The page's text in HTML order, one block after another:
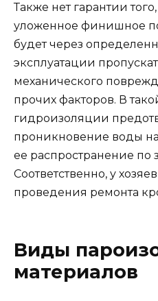
Также нет гарантии
уложенное финишное
будет через
эксплуатации
механического
прочих факторов. В
гидроизоляции
проникновение воды
ее распространение по
Соответственно, у
проведения ремонта
Виды
материалов